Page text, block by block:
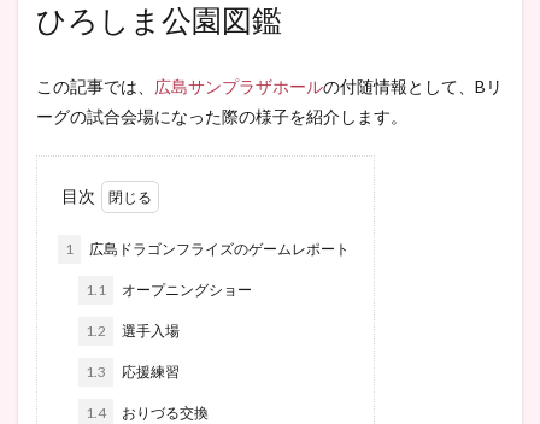
ひろしま公園図鑑
この記事では、 広島サンプラザホールの付随情報として、Bリ
ーグの試合会場になった際の様子を紹介します。
目次
1 広島ドラゴンフライズのゲームレポート
1.1 オープニングショー
1.2 選手入場
1.3 応援練習
1.4 おりづる交換